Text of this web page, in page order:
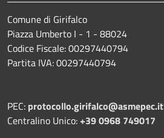
Comune di Girifalco
Piazza Umberto I - 1 - 88024
Codice Fiscale: 00297440794
Partita IVA: 00297440794
PEC: protocollo.girifalco@asmepec.it
Centralino Unico:+39 0968 749017